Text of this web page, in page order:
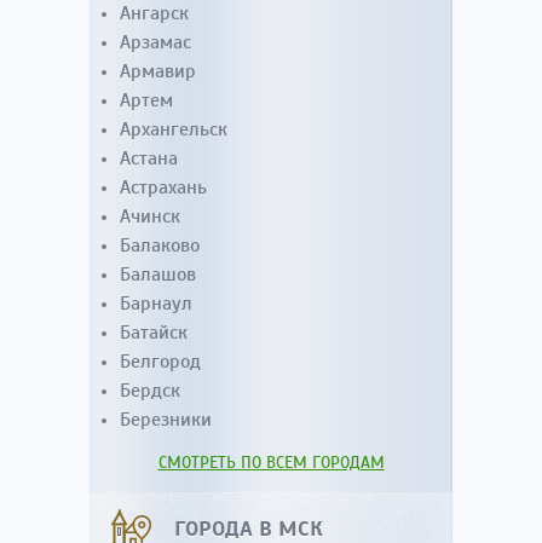
Ангарск
Арзамас
Армавир
Артем
Архангельск
Астана
Астрахань
Ачинск
Балаково
Балашов
Барнаул
Батайск
Белгород
Бердск
Березники
СМОТРЕТЬ ПО ВСЕМ ГОРОДАМ
ГОРОДА В МСК